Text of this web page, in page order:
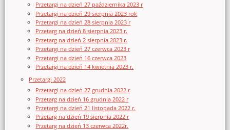
Przetargi na dzień 27 października 2023 r
Przetargi na dzień 29 sierpnia 2023 rok
Przetargi na dzień 28 sierpnia 2023 r
Przetarg na dzień 8 sierpnia 2023 r.
Przetarg na dzień 2 sierpnia 2023 r.
Przetargi na dzień 27 czerwca 2023 r
Przetargi na dzień 16 czerwca 2023
Przetargi na dzień 14 kwietnia 2023 r.
Przetargi 2022
Przetargi na dzień 27 grudnia 2022 r
Przetarg na dzień 16 grudnia 2022 r
Przetargi na dzień 21 listopada 2022 r.
Przetarg na dzień 19 sierpnia 2022 r
Przetarg na dzień 13 czerwca 2022r.